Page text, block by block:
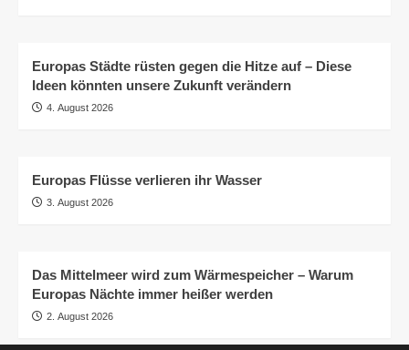
Europas Städte rüsten gegen die Hitze auf – Diese
Ideen könnten unsere Zukunft verändern
4. August 2026
Europas Flüsse verlieren ihr Wasser
3. August 2026
Das Mittelmeer wird zum Wärmespeicher – Warum
Europas Nächte immer heißer werden
2. August 2026